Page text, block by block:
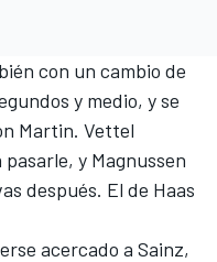
con un cambio de
y medio, y se
Martin. Vettel
y Magnussen
después. El de Haas
acercado a Sainz,